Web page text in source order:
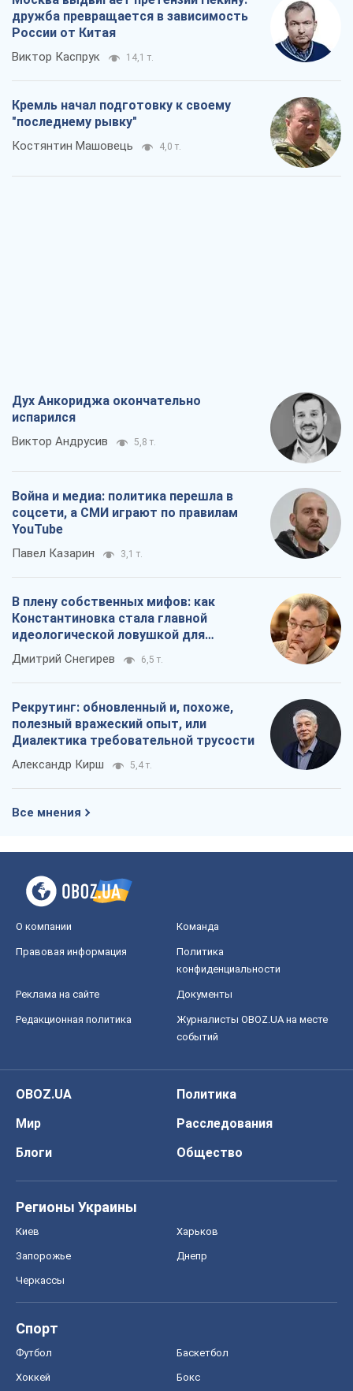
дружба превращается в зависимость
России от Китая
Виктор Каспрук 14,1 т.
Кремль начал подготовку к своему
"последнему рывку"
Костянтин Машовець 4,0 т.
Дух Анкориджа окончательно
испарился
Виктор Андрусив 5,8 т.
Война и медиа: политика перешла в
соцсети, а СМИ играют по правилам
YouTube
Павел Казарин 3,1 т.
В плену собственных мифов: как
Константиновка стала главной
идеологической ловушкой для
российских оккупантов
Дмитрий Снегирев 6,5 т.
Рекрутинг: обновленный и, похоже,
полезный вражеский опыт, или
Диалектика требовательной трусости
Александр Кирш 5,4 т.
Все мнения
О компании Команда
Правовая информация
Политика
конфиденциальности
Реклама на сайте Документы
Редакционная политика
Журналисты OBOZ.UA на месте
событий
OBOZ.UA
Политика
Мир
Расследования
Блоги
Общество
Регионы Украины
Киев Харьков
Запорожье Днепр
Черкассы
Спорт
Футбол Баскетбол
Хоккей Бокс